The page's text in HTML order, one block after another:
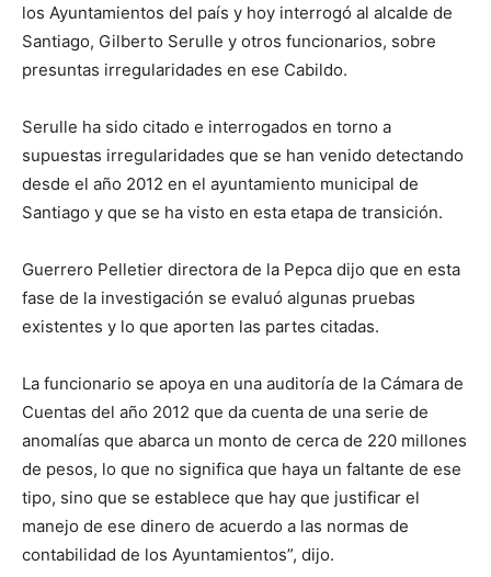
los Ayuntamientos del país y hoy interrogó al alcalde de
Santiago, Gilberto Serulle y otros funcionarios, sobre
presuntas irregularidades en ese Cabildo.
Serulle ha sido citado e interrogados en torno a
supuestas irregularidades que se han venido detectando
desde el año 2012 en el ayuntamiento municipal de
Santiago y que se ha visto en esta etapa de transición.
Guerrero Pelletier directora de la Pepca dijo que en esta
fase de la investigación se evaluó algunas pruebas
existentes y lo que aporten las partes citadas.
La funcionario se apoya en una auditoría de la Cámara de
Cuentas del año 2012 que da cuenta de una serie de
anomalías que abarca un monto de cerca de 220 millones
de pesos, lo que no significa que haya un faltante de ese
tipo, sino que se establece que hay que justificar el
manejo de ese dinero de acuerdo a las normas de
contabilidad de los Ayuntamientos”, dijo.